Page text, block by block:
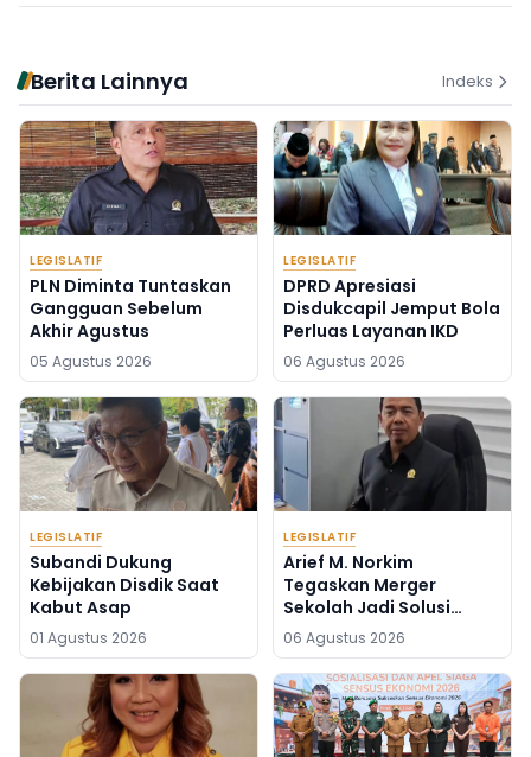
Berita Lainnya Indeks
LEGISLATIF
PLN Diminta Tuntaskan
Gangguan Sebelum
Akhir Agustus
05 Agustus 2026
LEGISLATIF
DPRD Apresiasi
Disdukcapil Jemput Bola
Perluas Layanan IKD
06 Agustus 2026
LEGISLATIF
Subandi Dukung
Kebijakan Disdik Saat
Kabut Asap
01 Agustus 2026
LEGISLATIF
Arief M. Norkim
Tegaskan Merger
Sekolah Jadi Solusi
Kekurangan Guru
06 Agustus 2026